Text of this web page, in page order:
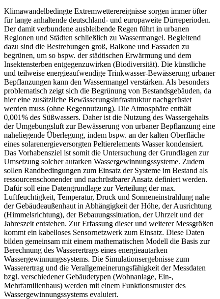
Klimawandelbedingte Extremwetterereignisse sorgen immer öfter
für lange anhaltende deutschland- und europaweite Dürreperioden.
Der damit verbundene ausbleibende Regen führt in urbanen
Regionen und Städten schließlich zu Wassermangel. Begleitend
dazu sind die Bestrebungen groß, Balkone und Fassaden zu
begrünen, um so bspw. der städtischen Erwärmung und dem
Insektensterben entgegenzuwirken (Biodiversität). Die künstliche
und teilweise energieaufwendige Trinkwasser-Bewässerung urbaner
Bepflanzungen kann den Wassermangel verstärken. Als besonders
problematisch zeigt sich die Begrünung von Bestandsgebäuden, da
hier eine zusätzliche Bewässerungsinfrastruktur nachgerüstet
werden muss (ohne Regennutzung). Die Atmosphäre enthält
0,001% des Süßwassers. Daher ist die Nutzung des Wassergehalts
der Umgebungsluft zur Bewässerung von urbaner Bepflanzung eine
naheliegende Überlegung, indem bspw. an der kalten Oberfläche
eines solarenergieversorgten Peltierelements Wasser kondensiert.
Das Vorhabensziel ist somit die Untersuchung der Grundlagen zur
Umsetzung solcher autarken Wassergewinnungssysteme. Zudem
sollen Randbedingungen zum Einsatz der Systeme im Bestand als
ressourcenschonender und nachrüstbarer Ansatz definiert werden.
Dafür soll eine Datengrundlage zur Verteilung der max.
Luftfeuchtigkeit, Temperatur, Druck und Sonneneinstrahlung nahe
der Gebäudeaußenhaut in Abhängigkeit der Höhe, der Ausrichtung
(Himmelsrichtung), der Bebauungssituation, der Uhrzeit und der
Jahreszeit entstehen. Zur Erfassung dieser und weiterer Messgrößen
kommt ein kabelloses Sensornetzwerk zum Einsatz. Diese Daten
bilden gemeinsam mit einem mathematischen Modell die Basis zur
Berechnung des Wasserertrags eines energieautarken
Wassergewinnungssystems. Die Simulationsergebnisse zum
Wasserertrag und die Verallgemeinerungsfähigkeit der Messdaten
bzgl. verschiedener Gebäudetypen (Wohnanlage, Ein-,
Mehrfamilienhaus) werden mit einem Funktionsmuster des
Wassergewinnungssystems evaluiert.